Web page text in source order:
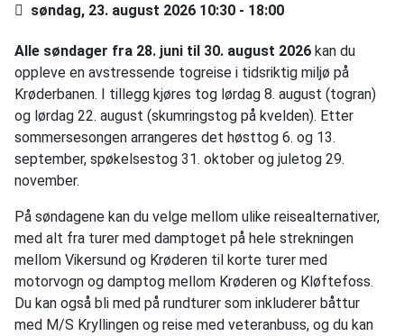
søndag, 23. august 2026 10:30 - 18:00
Alle søndager fra 28. juni til 30. august 2026 kan du
oppleve en avstressende togreise i tidsriktig miljø på
Krøderbanen. I tillegg kjøres tog lørdag 8. august (togran)
og lørdag 22. august (skumringstog på kvelden). Etter
sommersesongen arrangeres det høsttog 6. og 13.
september, spøkelsestog 31. oktober og juletog 29.
november.
På søndagene kan du velge mellom ulike reisealternativer,
med alt fra turer med damptoget på hele strekningen
mellom Vikersund og Krøderen til korte turer med
motorvogn og damptog mellom Krøderen og Kløftefoss.
Du kan også bli med på rundturer som inkluderer båttur
med M/S Kryllingen og reise med veteranbuss, og du kan